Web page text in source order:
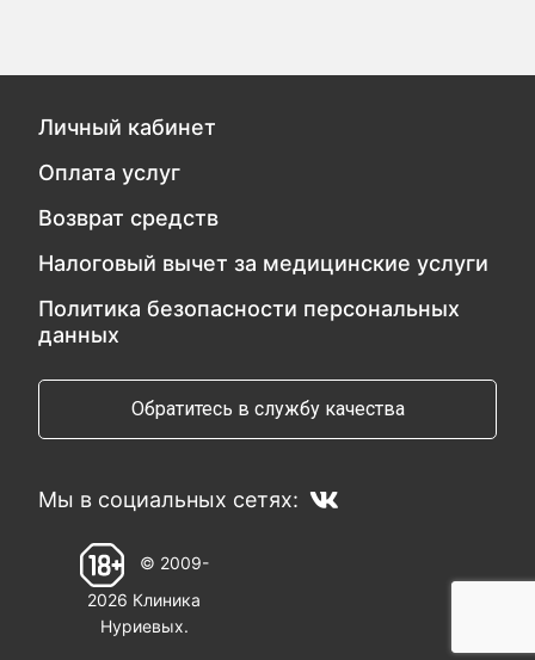
Личный кабинет
Оплата услуг
Возврат средств
Налоговый вычет за медицинские услуги
Политика безопасности персональных
данных
Обратитесь в службу качества
Мы в социальных сетях:
© 2009-
2026 Клиника
Нуриевых.